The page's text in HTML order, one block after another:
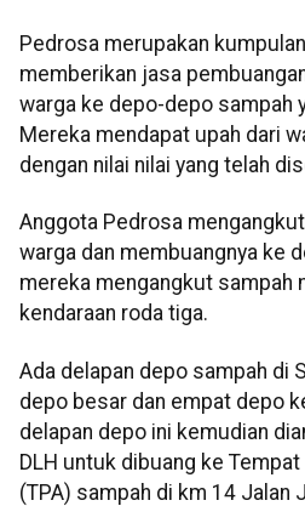
Pedrosa merupakan
memberikan jasa
warga ke depo-depo sampah
Mereka mendapat upah dari
dengan nilai nilai yang telah
Anggota Pedrosa
warga dan membuangnya ke
mereka mengangkut sampah
kendaraan roda tiga.
Ada delapan depo sampah di
depo besar dan empat depo
delapan depo ini kemudian
DLH untuk dibuang ke
(TPA) sampah di km 14 Jalan